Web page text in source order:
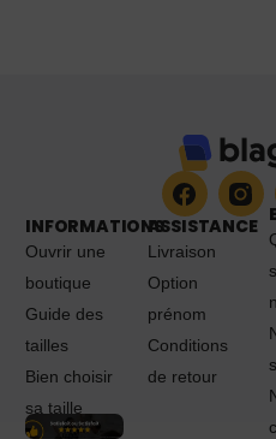
INFORMATIONS
Ouvrir une
boutique
Guide des
tailles
Bien choisir
sa taille
ASSISTANCE
Livraison
Option
prénom
Conditions
de retour